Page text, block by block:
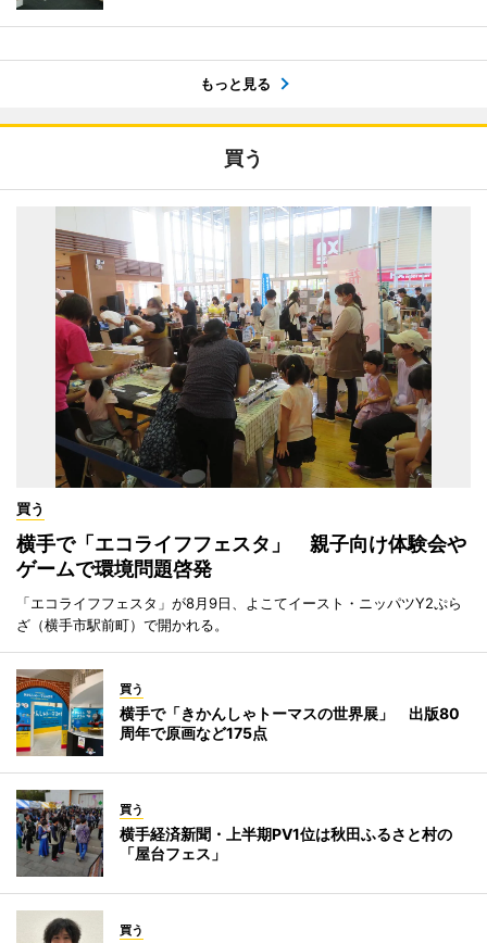
もっと見る
買う
買う
横手で「エコライフフェスタ」 親子向け体験会や
ゲームで環境問題啓発
「エコライフフェスタ」が8月9日、よこてイースト・ニッパツY2ぷら
ざ（横手市駅前町）で開かれる。
買う
横手で「きかんしゃトーマスの世界展」 出版80
周年で原画など175点
買う
横手経済新聞・上半期PV1位は秋田ふるさと村の
「屋台フェス」
買う